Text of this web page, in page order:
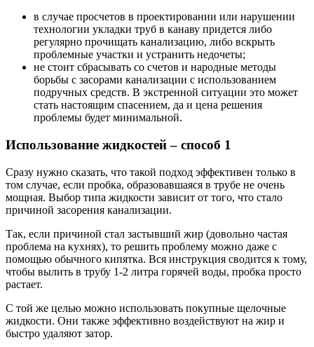
в случае просчетов в проектировании или нарушении
технологии укладки труб в канаву придется либо
регулярно прочищать канализацию, либо вскрыть
проблемные участки и устранить недочеты;
не стоит сбрасывать со счетов и народные методы
борьбы с засорами канализации с использованием
подручных средств. В экстренной ситуации это может
стать настоящим спасением, да и цена решения
проблемы будет минимальной.
Использование жидкостей – способ 1
Сразу нужно сказать, что такой подход эффективен только в
том случае, если пробка, образовавшаяся в трубе не очень
мощная. Выбор типа жидкости зависит от того, что стало
причиной засорения канализации.
Так, если причиной стал застывший жир (довольно частая
проблема на кухнях), то решить проблему можно даже с
помощью обычного кипятка. Вся инструкция сводится к тому,
чтобы вылить в трубу 1-2 литра горячей воды, пробка просто
растает.
С той же целью можно использовать покупные щелочные
жидкости. Они также эффективно воздействуют на жир и
быстро удаляют затор.